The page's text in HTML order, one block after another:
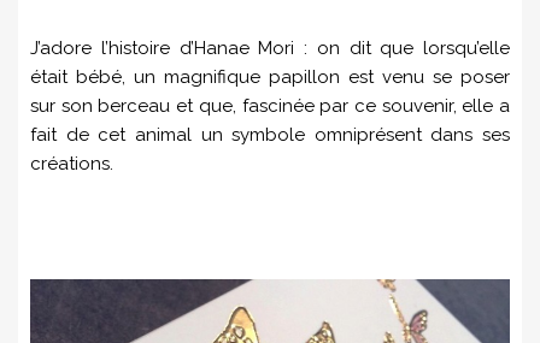
J’adore l’histoire d’Hanae Mori : on dit que lorsqu’elle
était bébé, un magnifique papillon est venu se poser
sur son berceau et que, fascinée par ce souvenir, elle a
fait de cet animal un symbole omniprésent dans ses
créations.